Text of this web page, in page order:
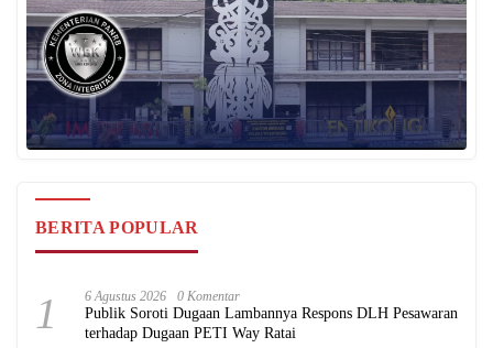
BERITA POPULAR
1 6 Agustus 2026 0 Komentar
Publik Soroti Dugaan Lambannya Respons DLH Pesawaran
terhadap Dugaan PETI Way Ratai